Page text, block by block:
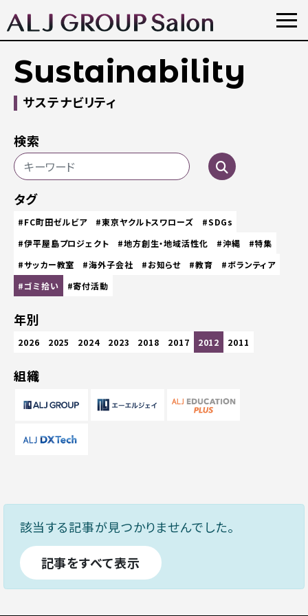
Sustainability
サステナビリティ
検索
タグ
#FC町田ゼルビア #東京ヤクルトスワローズ
#SDGs
#伊平屋島プロジェクト
#地方創生・地域活性化 #沖縄
#特集
#サッカー教室
#海外子会社 #お知らせ #教育
#ボランティア
#ゴミ拾い
#寄付活動
年別
2026 2025 2024 2023 2018 2017 2012 2011
組織
該当する記事が見つかりませんでした。
記事をすべて表示